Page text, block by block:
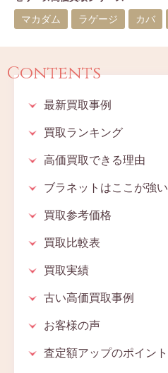
マカダム ラゲージ カバ
Contents
最新買取事例
買取ランキング
高価買取できる理由
ブラネットはここが強い
買取参考価格
買取比較表
買取実績
古い高価買取事例
お客様の声
査定額アップのポイント